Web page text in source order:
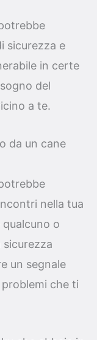
sicurezza e
in certe
del
a te.
da un cane
nella tua
o
sicurezza
un segnale
che ti